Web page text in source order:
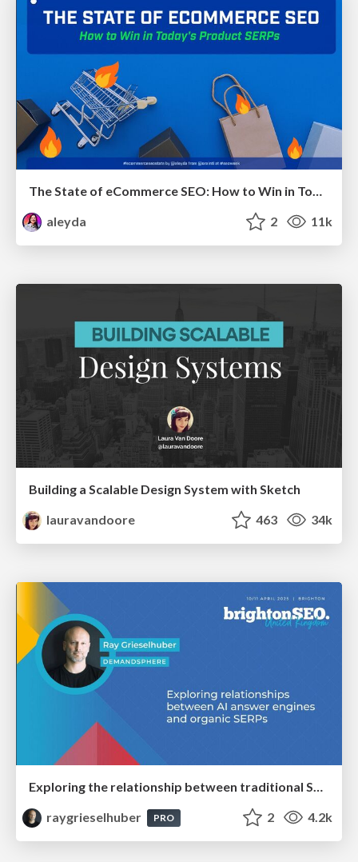
The State of eCommerce SEO: How to Win in Today's Products SERPs - #SEOweek
aleyda
2 11k
Building a Scalable Design System with Sketch
lauravandoore
463 34k
Exploring the relationship between traditional SERPs and Gen AI search
raygrieselhuber
PRO 2 4.2k